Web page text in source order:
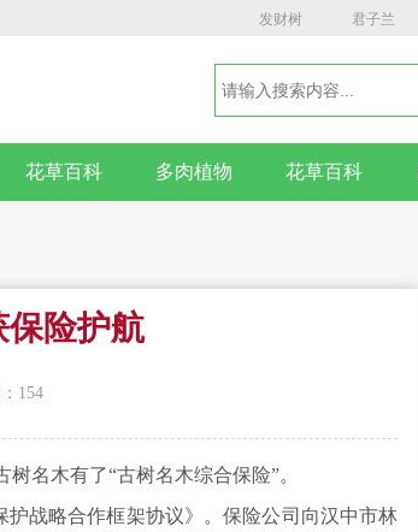
发财树 君子兰
花草百科 多肉植物 花草百科
保险护航
154
名木有了“古树名木综合保险”。
护战略合作框架协议》。保险公司 向汉中市林